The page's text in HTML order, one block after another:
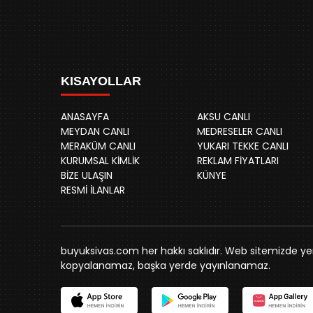
KISAYOLLAR
ANASAYFA
AKSU CANLI
MEYDAN CANLI
MEDRESELER CANLI
MERAKÜM CANLI
YUKARI TEKKE CANLI
KURUMSAL KİMLİK
REKLAM FİYATLARI
BİZE ULAŞIN
KÜNYE
RESMİ İLANLAR
buyuksivas.com her hakkı saklıdır. Web sitemizde
kopyalanamaz, başka yerde yayınlanamaz.